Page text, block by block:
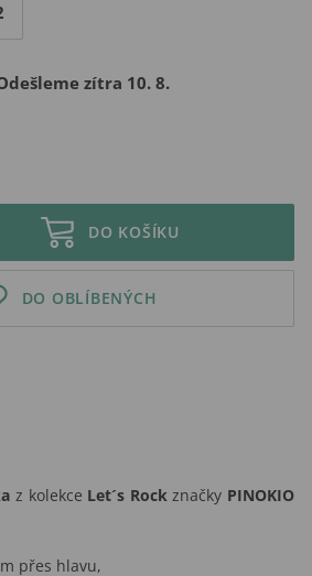
zítra 10. 8.
DO KOŠÍKU
DO OBLÍBENÝCH
z kolekce Let´s Rockznačky PINOKIO
přes hlavu,